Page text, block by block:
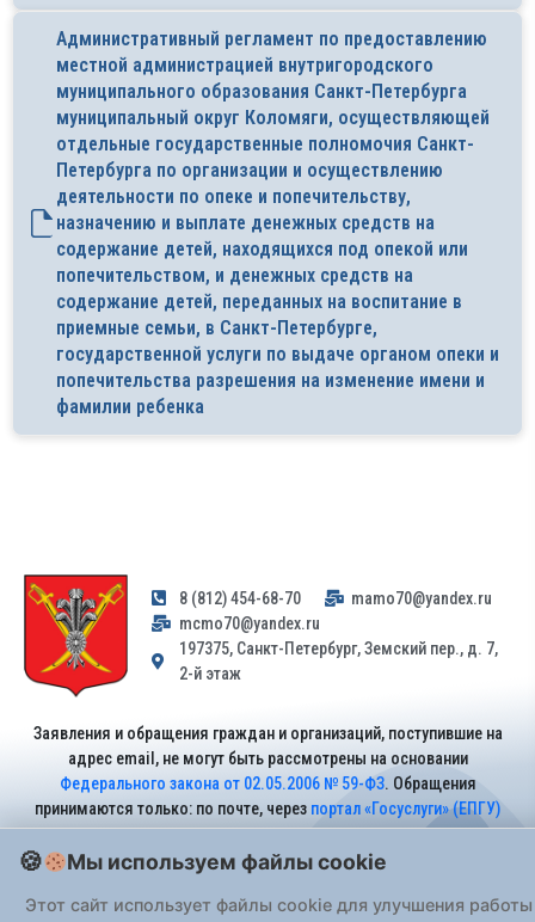
Административный регламент по предоставлению
местной администрацией внутригородского
муниципального образования Санкт-Петербурга
муниципальный округ Коломяги, осуществляющей
отдельные государственные полномочия Санкт-
Петербурга по организации и осуществлению
деятельности по опеке и попечительству,
назначению и выплате денежных средств на
содержание детей, находящихся под опекой или
попечительством, и денежных средств на
содержание детей, переданных на воспитание в
приемные семьи, в Санкт-Петербурге,
государственной услуги по выдаче органом опеки и
попечительства разрешения на изменение имени и
фамилии ребенка
8 (812) 454-68-70
mamo70@yandex.ru
mcmo70@yandex.ru
197375, Санкт-Петербург, Земский пер., д. 7,
2-й этаж
Заявления и обращения граждан и организаций, поступившие на
адрес email, не могут быть рассмотрены на основании
Федерального закона от 02.05.2006 № 59-ФЗ. Обращения
принимаются только: по почте, через портал «Госуслуги» (ЕПГУ)
или лично при предъявлении паспорта.
На Сайте действуетПолитика обработки персональных данных.
Мы используем файлы cookie
Этот сайт использует файлы cookie для улучшения работы